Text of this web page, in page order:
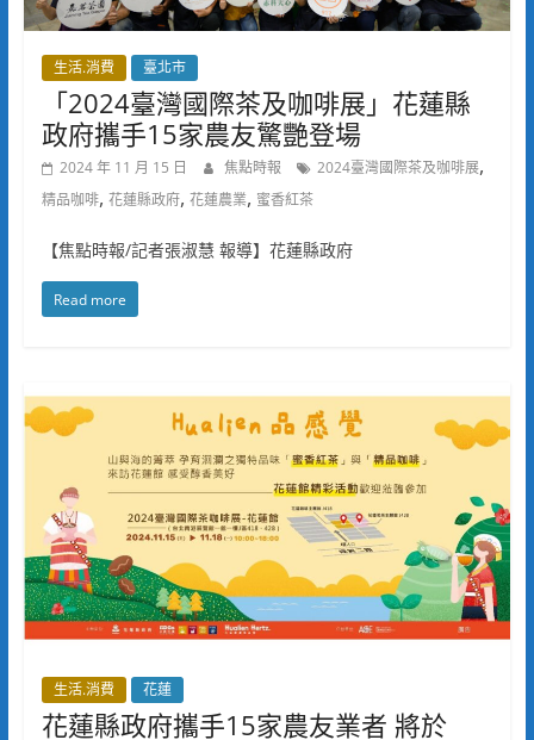
生活.消費 臺北市
「2024臺灣國際茶及咖啡展」花蓮縣
政府攜手15家農友驚艷登場
2024 年 11 月 15 日 焦點時報 2024臺灣國際茶及咖啡展,
精品咖啡, 花蓮縣政府, 花蓮農業, 蜜香紅茶
【焦點時報/記者張淑慧 報導】花蓮縣政府
Read more
生活.消費 花蓮
花蓮縣政府攜手15家農友業者 將於